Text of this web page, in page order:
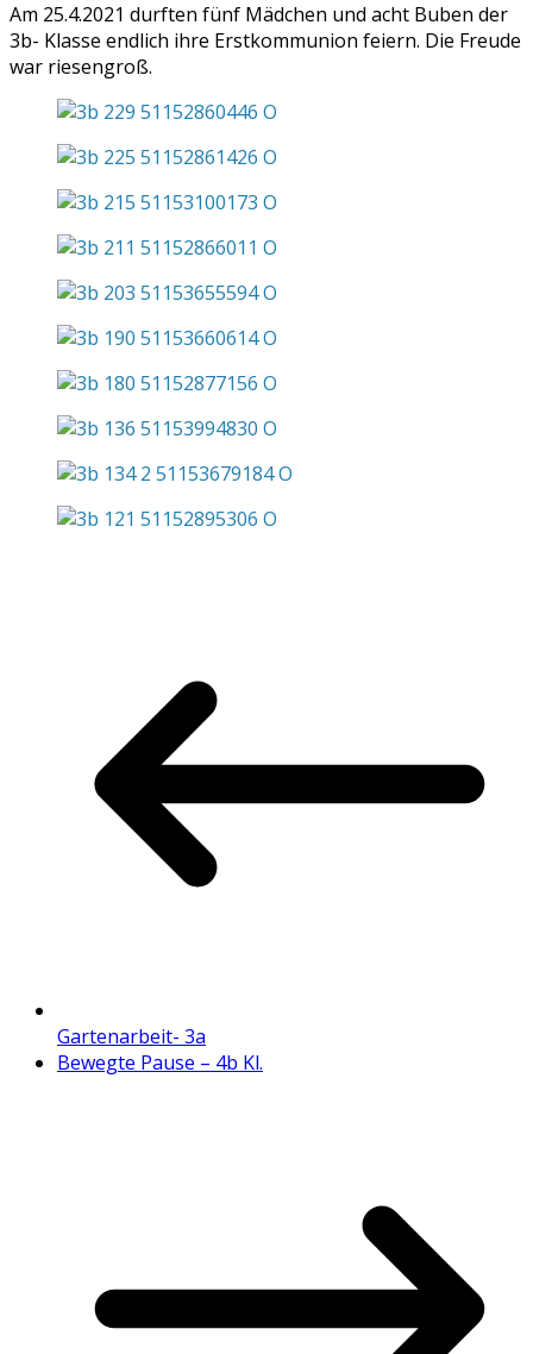
Am 25.4.2021 durften fünf Mädchen und acht Buben der
3b- Klasse endlich ihre Erstkommunion feiern. Die Freude
war riesengroß.
Gartenarbeit- 3a
Bewegte Pause – 4b Kl.